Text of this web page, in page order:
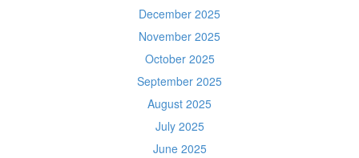
December 2025
November 2025
October 2025
September 2025
August 2025
July 2025
June 2025